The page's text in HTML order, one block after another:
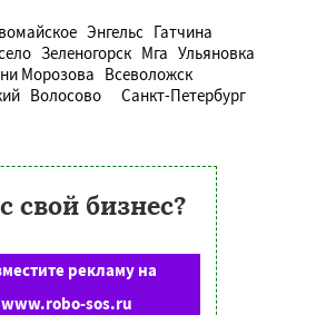
Энгельс Гатчина
Зеленогорск Мга Ульяновка
Морозова Всеволожск
Волосово
Санкт-Петербург
свой бизнес?
рекламу на
www.robo-sos.ru